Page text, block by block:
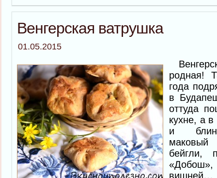
Венгерская ватрушка
01.05.2015
родная!
года
в
оттуда
кухне, а в
и
бейгли,